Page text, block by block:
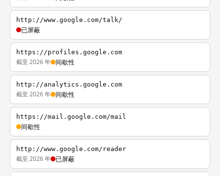
http://www.google.com/talk/
已屏蔽
https://profiles.google.com
截至 2026 年 间歇性
http://analytics.google.com
截至 2026 年 间歇性
https://mail.google.com/mail
间歇性
http://www.google.com/reader
截至 2026 年 已屏蔽